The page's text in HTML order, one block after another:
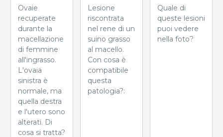
Ovaie
recuperate
durante la
macellazione
di femmine
all'ingrasso.
L'ovaia
sinistra è
normale, ma
quella destra
e l'utero sono
alterati. Di
cosa si tratta?
Lesione
riscontrata
nel rene di un
suino grasso
al macello.
Con cosa è
compatibile
questa
patologia?:
Quale di
queste lesioni
puoi vedere
nella foto?